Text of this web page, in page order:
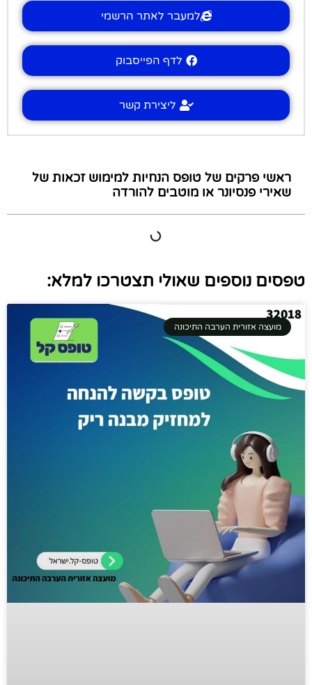
למעבר לאתר הרשמי
לדף הפייסבוק
ליצירת קשר
ראשי פרקים של טופס הנחיות למימוש זכאות של
שאירי פנסיונר או מוטבים להורדה
טפסים נוספים שאולי תצטרכו למלא:
מועצה אזורית הערבה התיכונה